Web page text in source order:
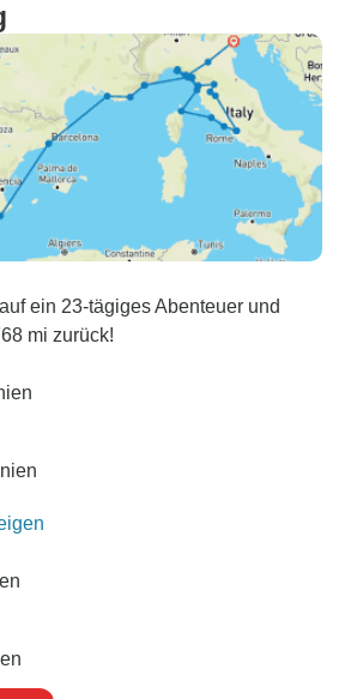
ein 23-tägiges Abenteuer und
mi zurück!